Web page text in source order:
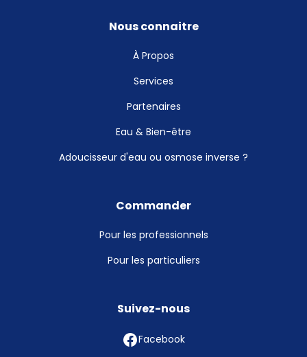
Nous connaitre
À Propos
Services
Partenaires
Eau & Bien-être
Adoucisseur d'eau ou osmose inverse ?
Commander
Pour les professionnels
Pour les particuliers
Suivez-nous
Facebook